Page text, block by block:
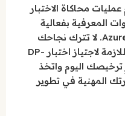
محاكاة الاختبار
المعرفية بفعالية
وإتقان تعقيدات Azure Cosmos DB. لا تترك نجاحك
للصدفة؛ جهز نفسك بالأدوات اللازمة لاجتياز اختبار DP-
ترخيصك اليوم واتخذ
المهنية في تطوير